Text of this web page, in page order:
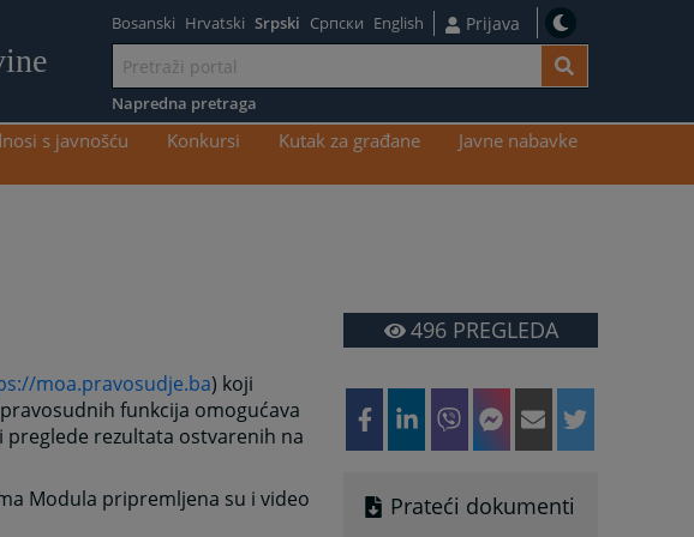
sadržaj
Bosanski Hrvatski Srpski Српски English Prijava
Napredna pretraga
s javnošću Konkursi Kutak za građane
Javne nabavke
moa.pravosudje.ba) koji
funkcija omogućava
rezultata ostvarenih na
Modula pripremljena su i video
496PREGLEDA
Prateći dokumenti